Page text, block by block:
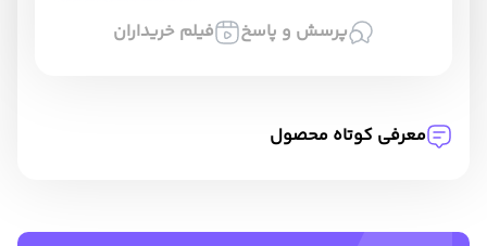
پرسش و پاسخ فیلم خریداران
معرفی کوتاه محصول